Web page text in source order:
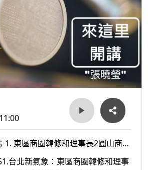
1. 東區商圈韓修和理事長2圓山商商
理事長
台北新氣象：東區商圈韓修和理事